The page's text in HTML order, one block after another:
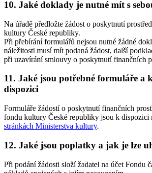
10. Jaké doklady je nutné mít s
Na úřadě předložte žádost o poskytnutí
kultury České republiky.
Při přebírání formulářů nejsou nutné žádné
náležitosti musí mít podaná žádost, další
při uzavírání smlouvy o poskytnutí finančních
11. Jaké jsou potřebné formuláře a
dispozici
Formuláře žádostí o poskytnutí finančních
fondu kultury České republiky jsou k dispozici
stránkách Ministerstva kultury.
12. Jaké jsou poplatky a jak je lze
Při podání žádosti složí žadatel na účet Fondu